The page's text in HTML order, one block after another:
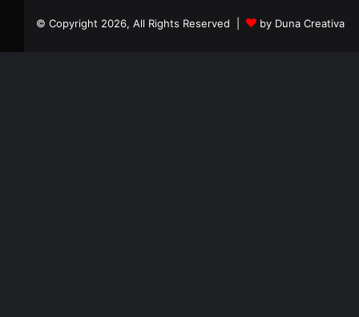
© Copyright 2026, All Rights Reserved | by Duna Creativa